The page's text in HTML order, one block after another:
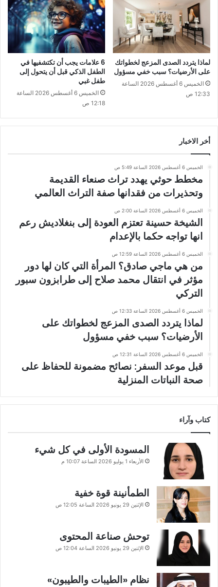
لماذا يتردد الصدى المزعج لخطواتك
على الأرضيات؟ سبب خفي مسؤول
الخميس 6 أغسطس 2026 الساعة
12:33 ص
6 علامات يجب أن تكتشفيها في
الطفل الذكي قبل أن يتحول إلى
طفل غبي
الخميس 6 أغسطس 2026 الساعة
12:18 ص
أخر الاخبار
الخميس 6 أغسطس 2026 الساعة 5:49 ص
مخطط حوثي يهدد تراث صنعاء القديمة
وتحذيرات من فقدانها صفة التراث العالمي
الخميس 6 أغسطس 2026 الساعة 2:00 ص
الشيخة حسينة تعتزم العودة إلى بنغلاديش رعم
انها تواجه حكما بالإعدام
الخميس 6 أغسطس 2026 الساعة 12:59 ص
من هي ماجي صادق؟ المرأة التي كان لها دور
مؤثر في انتقال محمد صلاح إلى طرابزون سبور
التركي
الخميس 6 أغسطس 2026 الساعة 12:33 ص
لماذا يتردد الصدى المزعج لخطواتك على
الأرضيات؟ سبب خفي مسؤول
الخميس 6 أغسطس 2026 الساعة 12:31 ص
قبل موعد السفر: نصائح مضمونة للحفاظ على
صحة النباتات المنزلية
كتاب وآراء
المسودة الأولى في كل شيء
الأربعاء 1 يوليو 2026 الساعة 10:07 م
الطمأنينة قوة خفية
الإثنين 29 يونيو 2026 الساعة 12:05 ص
توحش صناعة المحتوى
الإثنين 29 يونيو 2026 الساعة 12:04 ص
نظام «الطيبات والطيبون»